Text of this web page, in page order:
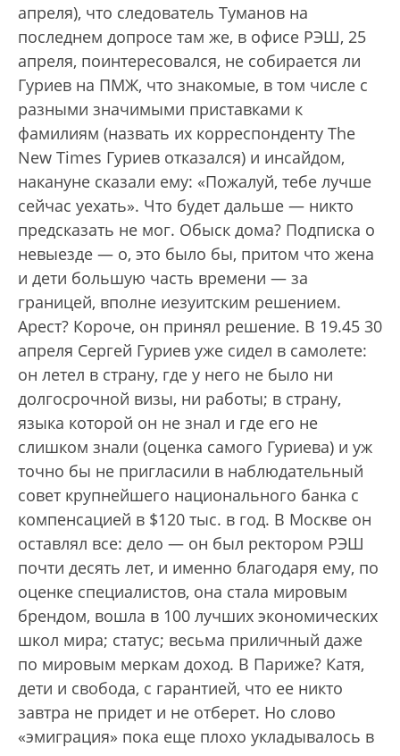
апреля), что следователь Туманов на
последнем допросе там же, в офисе РЭШ, 25
апреля, поинтересовался, не собирается ли
Гуриев на ПМЖ, что знакомые, в том числе с
разными значимыми приставками к
фамилиям (назвать их корреспонденту The
New Times Гуриев отказался) и инсайдом,
накануне сказали ему: «Пожалуй, тебе лучше
сейчас уехать». Что будет дальше — никто
предсказать не мог. Обыск дома? Подписка о
невыезде — о, это было бы, притом что жена
и дети большую часть времени — за
границей, вполне иезуитским решением.
Арест? Короче, он принял решение. В 19.45 30
апреля Сергей Гуриев уже сидел в самолете:
он летел в страну, где у него не было ни
долгосрочной визы, ни работы; в страну,
языка которой он не знал и где его не
слишком знали (оценка самого Гуриева) и уж
точно бы не пригласили в наблюдательный
совет крупнейшего национального банка с
компенсацией в $120 тыс. в год. В Москве он
оставлял все: дело — он был ректором РЭШ
почти десять лет, и именно благодаря ему, по
оценке специалистов, она стала мировым
брендом, вошла в 100 лучших экономических
школ мира; статус; весьма приличный даже
по мировым меркам доход. В Париже? Катя,
дети и свобода, с гарантией, что ее никто
завтра не придет и не отберет. Но слово
«эмиграция» пока еще плохо укладывалось в